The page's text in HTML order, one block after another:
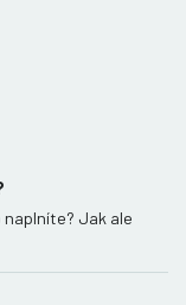
naplníte? Jak ale